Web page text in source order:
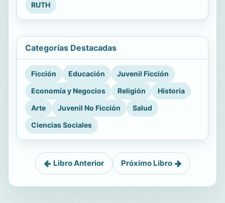
RUTH
Categorías Destacadas
Ficción Educación
Juvenil Ficción
Economía y Negocios
Religión
Historia
Arte
Juvenil No Ficción
Salud
Ciencias Sociales
Libro Anterior Próximo Libro